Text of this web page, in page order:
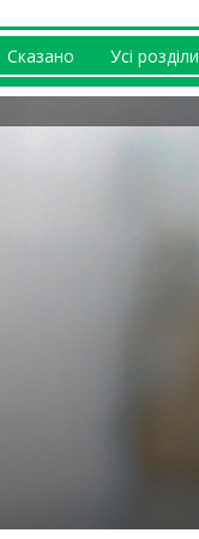
Сказано Усі розділи